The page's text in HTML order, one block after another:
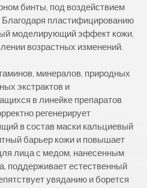
бинты, под воздействием
Благодаря пластифицированию
моделирующий эффект кожи,
возрастных изменений.
минералов, природных
экстрактов и
в линейке препаратов
регенерирует
в состав маски кальциевый
барьер кожи и повышает
лица с медом, нанесенным
поддерживает естественный
увяданию и борется